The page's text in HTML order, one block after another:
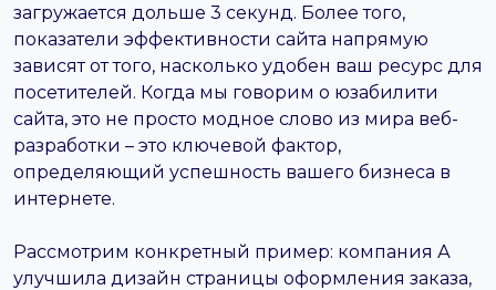
загружается дольше 3 секунд. Более того,
показатели эффективности сайта напрямую
зависят от того, насколько удобен ваш ресурс для
посетителей. Когда мы говорим о юзабилити
сайта, это не просто модное слово из мира веб-
разработки – это ключевой фактор,
определяющий успешность вашего бизнеса в
интернете.
Рассмотрим конкретный пример: компания А
улучшила дизайн страницы оформления заказа,